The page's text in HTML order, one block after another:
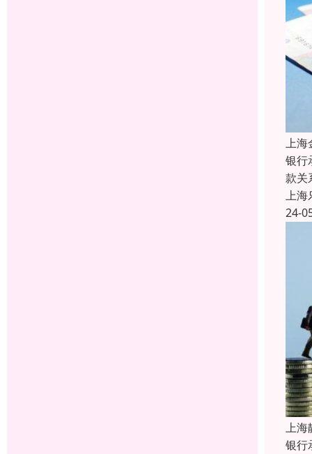
上海
银行
款关
上海
24-
上海
银行